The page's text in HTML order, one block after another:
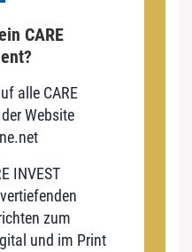
CARE
alle CARE
Website
INVEST
zum
und im Print